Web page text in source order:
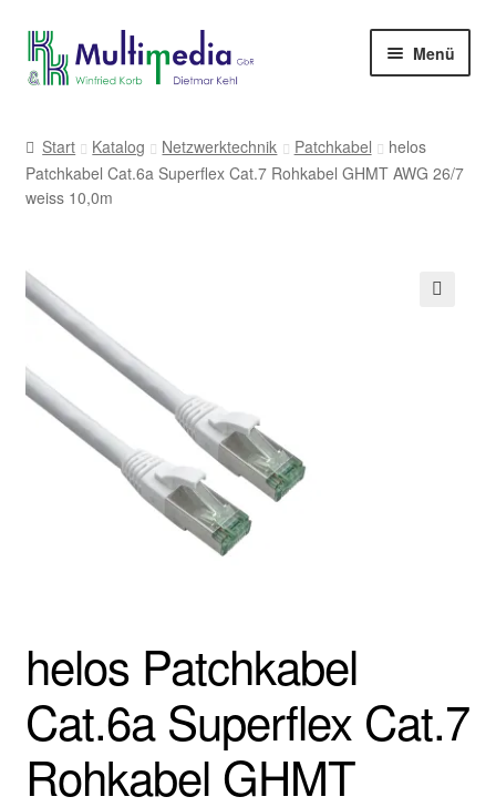
Zur
Navigation
Zum
Inhalt
Menü
Start Katalog Netzwerktechnik Patchkabel
helos
Patchkabel Cat.6a Superflex Cat.7 Rohkabel GHMT AWG 26/7
weiss 10,0m
helos Patchkabel
Cat.6a Superflex Cat.7
Rohkabel GHMT